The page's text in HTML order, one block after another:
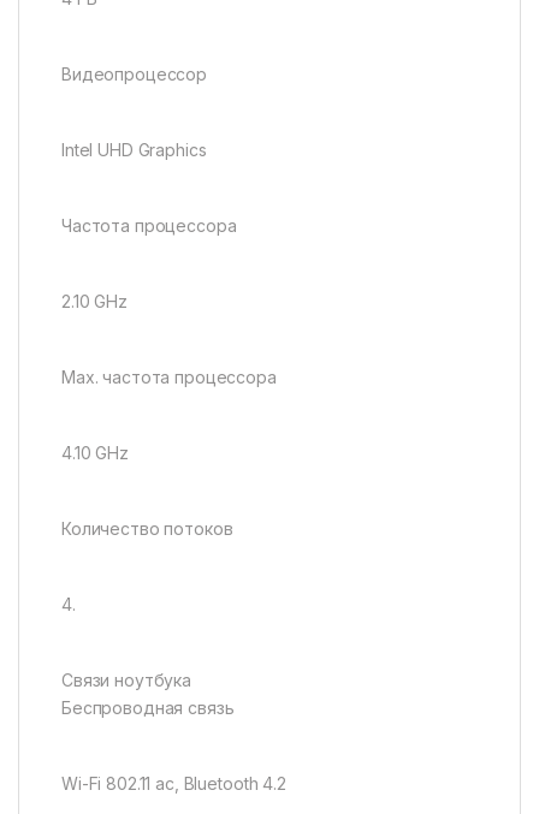
Видеопроцессор
Intel UHD Graphics
Частота процессора
2.10 GHz
Max. частота процессора
4.10 GHz
Количество потоков
4.
Связи ноутбука
Беспроводная связь
Wi-Fi 802.11 ac, Bluetooth 4.2